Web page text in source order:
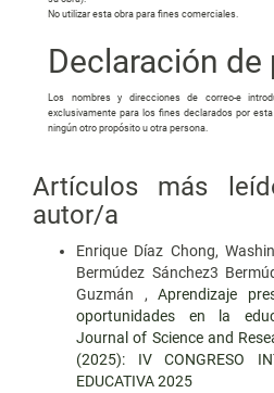
No utilizar esta obra para fines comerciales.
Declaración de
Los nombres y direcciones de correo-e
exclusivamente para los fines declarados por
ningún otro propósito u otra persona.
Artículos más
autor/a
Enrique Díaz Chong,
Bermúdez Sánchez3
Guzmán ,Aprendizaje
oportunidades en la
Journal of Science and
(2025): IV CONGRESO
EDUCATIVA 2025